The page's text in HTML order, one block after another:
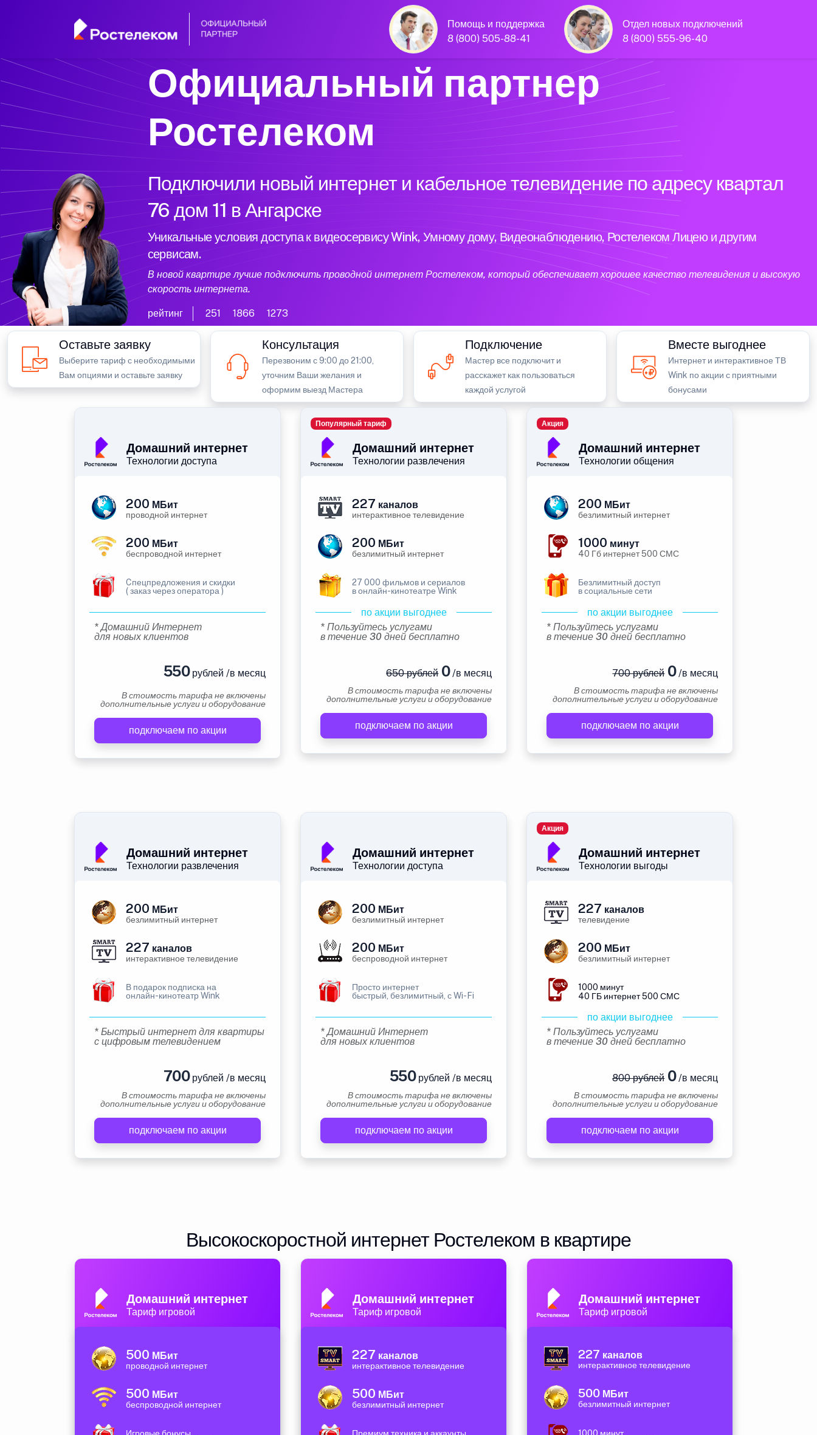
Помощь и поддержка
8 (800) 505-88-41
Отдел новых подключений
8 (800) 555-96-40
Официальный партнер
Ростелеком
Подключили новый интернет и кабельное телевидение по адресу квартал
76 дом 11 в Ангарске
Уникальные условия доступа к видеосервису Wink, Умному дому, Видеонаблюдению, Ростелеком Лицею и другим
сервисам.
В новой квартире лучше подключить проводной интернет Ростелеком, который обеспечивает хорошее качество телевидения и высокую
скорость интернета.
рейтинг 251 1866 1273
Оставьте заявку
Выберите тариф с необходимыми
Вам опциями и оставьте заявку
Консультация
Перезвоним с 9:00 до 21:00,
уточним Ваши желания и
оформим выезд Мастера
Подключение
Мастер все подключит и
расскажет как пользоваться
каждой услугой
Вместе выгоднее
Интернет и интерактивное ТВ
Wink по акции с приятными
бонусами
Домашний интернет
Технологии доступа
200 МБит
проводной интернет
200 МБит
беспроводной интернет
Cпецпредложения и скидки
( заказ через оператора )
* Домашний Интернет
для новых клиентов
550рублей /в месяц
В стоимость тарифа не включены
дополнительные услуги и оборудование
подключаем по акции
Домашний интернет
Технологии развлечения
Популярный тариф
227 каналов
интерактивное телевидение
200 МБит
безлимитный интернет
27 000 фильмов и сериалов
в онлайн-кинотеатре Wink
по акции выгоднее
* Пользуйтесь услугами
в течение 30 дней бесплатно
650 рублей0/в месяц
В стоимость тарифа не включены
дополнительные услуги и оборудование
подключаем по акции
Домашний интернет
Технологии общения
Акция
200 МБит
безлимитный интернет
1000 минут
40 Гб интернет 500 СМС
Безлимитный доступ
в социальные сети
по акции выгоднее
* Пользуйтесь услугами
в течение 30 дней бесплатно
700 рублей0/в месяц
В стоимость тарифа не включены
дополнительные услуги и оборудование
подключаем по акции
Домашний интернет
Технологии развлечения
200 МБит
безлимитный интернет
227 каналов
интерактивное телевидение
В подарок подписка на
онлайн-кинотеатр Wink
* Быстрый интернет для квартиры
с цифровым телевидением
700рублей /в месяц
В стоимость тарифа не включены
дополнительные услуги и оборудование
подключаем по акции
Домашний интернет
Технологии доступа
200 МБит
безлимитный интернет
200 МБит
беспроводной интернет
Просто интернет
быстрый, безлимитный, с Wi-Fi
* Домашний Интернет
для новых клиентов
550рублей /в месяц
В стоимость тарифа не включены
дополнительные услуги и оборудование
подключаем по акции
Домашний интернет
Технологии выгоды
Акция
227 каналов
телевидение
200 МБит
безлимитный интернет
1000 минут
40 ГБ интернет 500 СМС
по акции выгоднее
* Пользуйтесь услугами
в течение 30 дней бесплатно
800 рублей0/в месяц
В стоимость тарифа не включены
дополнительные услуги и оборудование
подключаем по акции
Высокоскоростной интернет Ростелеком в квартире
Домашний интернет
Тариф игровой
500 МБит
проводной интернет
500 МБит
беспроводной интернет
Домашний интернет
Тариф игровой
227 каналов
интерактивное телевидение
500 МБит
безлимитный интернет
Домашний интернет
Тариф игровой
227 каналов
интерактивное телевидение
500 МБит
безлимитный интернет